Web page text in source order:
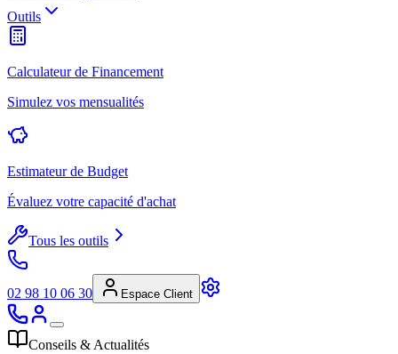
Outils
Calculateur de Financement
Simulez vos mensualités
Estimateur de Budget
Évaluez votre capacité d'achat
Tous les outils
02 98 10 06 30 Espace Client
Conseils & Actualités